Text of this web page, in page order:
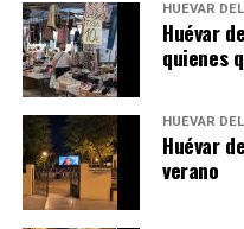
HUÉVAR
Huévar
quienes
HUÉVAR
Huévar
verano